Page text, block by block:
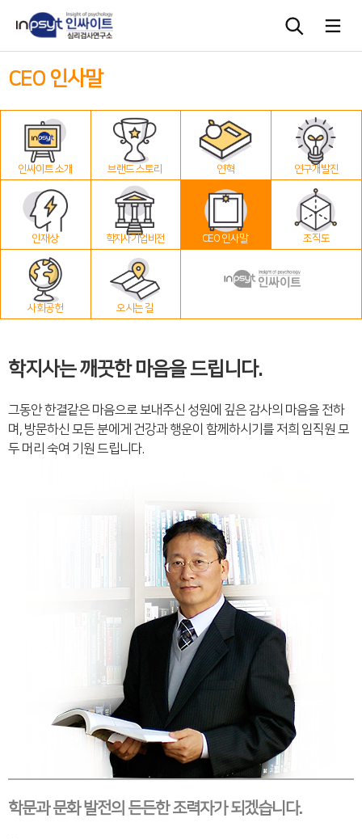
심리검사
상담도구
교육 워크숍
단체검사
CEO 인사말
인싸이트 소개 브랜드 스토리 연혁 연구개발진
인재상 학지사 기업 비전 CEO 인사말 조직도
사회공헌 오시는 길
학지사는 깨끗한 마음을 드립니다.
그동안 한결같은 마음으로 보내주신 성원에 깊은 감사의 마음을 전하
며, 방문하신 모든 분에게 건강과 행운이 함께하시기를 저희 임직원 모
두 머리 숙여 기원 드립니다.
학문과 문화 발전의 든든한 조력자가 되겠습니다.